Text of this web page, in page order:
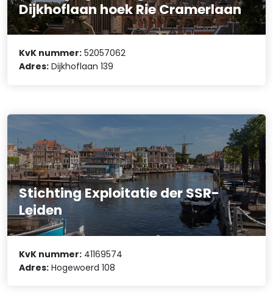
Dijkhoflaan hoek Rie Cramerlaan
KvK nummer: 52057062
Adres: Dijkhoflaan 139
Stichting Exploitatie der SSR-
Leiden
KvK nummer: 41169574
Adres: Hogewoerd 108